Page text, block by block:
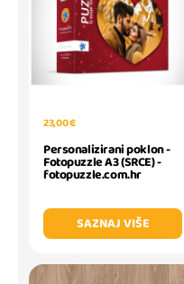
23,00 €
Personalizirani poklon -
Fotopuzzle A3 (SRCE) -
fotopuzzle.com.hr
SAZNAJ VIŠE